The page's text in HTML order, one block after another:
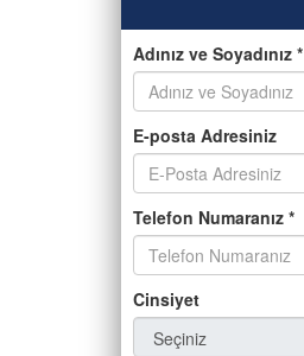
Adınız ve Soyadınız *
E-posta Adresiniz
Telefon Numaranız *
Cinsiyet